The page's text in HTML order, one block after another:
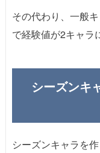
その代わり、一般
で経験値が2キャラ
シーズンキ
シーズンキャラを